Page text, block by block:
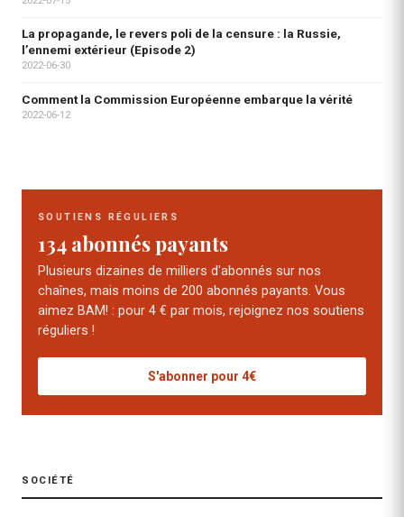
La propagande, le revers poli de la censure : la Russie,
l’ennemi extérieur (Episode 2)
2022-06-30
Comment la Commission Européenne embarque la vérité
2022-06-12
SOUTIENS RÉGULIERS
134 abonnés payants
Plusieurs dizaines de milliers d'abonnés sur nos
chaînes, mais moins de 200 abonnés payants. Vous
aimez BAM! : pour 4 € par mois, rejoignez nos soutiens
réguliers !
S'abonner pour 4€
SOCIÉTÉ